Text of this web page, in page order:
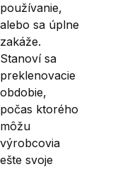
používanie,
alebo sa úplne
zakáže.
Stanoví sa
preklenovacie
obdobie,
počas ktorého
môžu
výrobcovia
ešte svoje